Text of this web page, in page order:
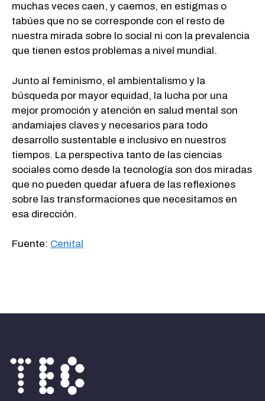
muchas veces caen, y caemos, en estigmas o
tabúes que no se corresponde con el resto de
nuestra mirada sobre lo social ni con la prevalencia
que tienen estos problemas a nivel mundial.
Junto al feminismo, el ambientalismo y la
búsqueda por mayor equidad, la lucha por una
mejor promoción y atención en salud mental son
andamiajes claves y necesarios para todo
desarrollo sustentable e inclusivo en nuestros
tiempos. La perspectiva tanto de las ciencias
sociales como desde la tecnología son dos miradas
que no pueden quedar afuera de las reflexiones
sobre las transformaciones que necesitamos en
esa dirección.
Fuente: Cenital